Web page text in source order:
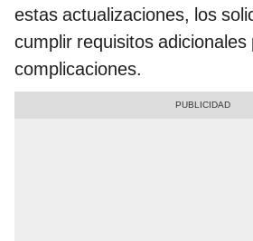
estas actualizaciones, los
cumplir requisitos adicionales
complicaciones.